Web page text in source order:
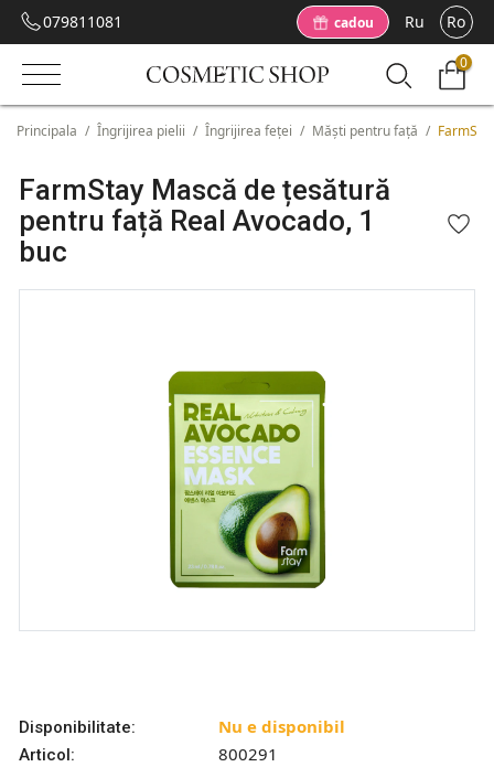
079811081 cadou Ru Ro
0
Principala / Îngrijirea pielii / Îngrijirea feței / Măști pentru față /
FarmStay Mască de țesătură
pentru față Real Avocado, 1
buc
Disponibilitate: Nu e disponibil
Articol: 800291